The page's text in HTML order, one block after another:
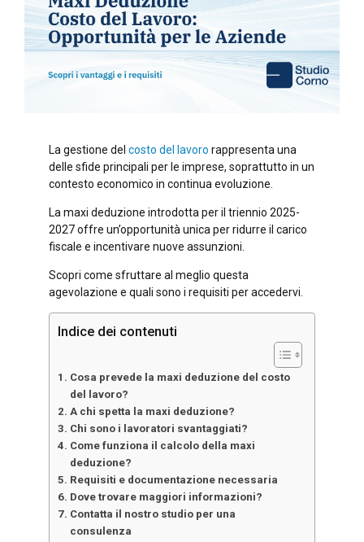
La gestione del costo del lavoro rappresenta una
delle sfide principali per le imprese, soprattutto in un
contesto economico in continua evoluzione.
La maxi deduzione introdotta per il triennio 2025-
2027 offre un’opportunità unica per ridurre il carico
fiscale e incentivare nuove assunzioni.
Scopri come sfruttare al meglio questa
agevolazione e quali sono i requisiti per accedervi.
Indice dei contenuti
Cosa prevede la maxi deduzione del costo
del lavoro?
A chi spetta la maxi deduzione?
Chi sono i lavoratori svantaggiati?
Come funziona il calcolo della maxi
deduzione?
Requisiti e documentazione necessaria
Dove trovare maggiori informazioni?
Contatta il nostro studio per una
consulenza